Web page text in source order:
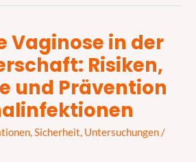
Vaginose in der
Risiken,
und Prävention
,Sicherheit, Untersuchungen/